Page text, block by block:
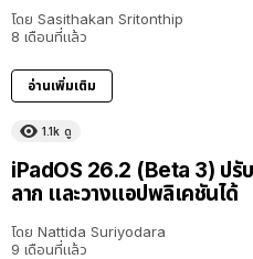
โดย Sasithakan Sritonthip
8 เดือนที่แล้ว
อ่านเพิ่มเติม
1.1k ดู
iPadOS 26.2 (Beta 3) ปรั
ลาก และวางแอปพลิเคชันได้
โดย Nattida Suriyodara
9 เดือนที่แล้ว